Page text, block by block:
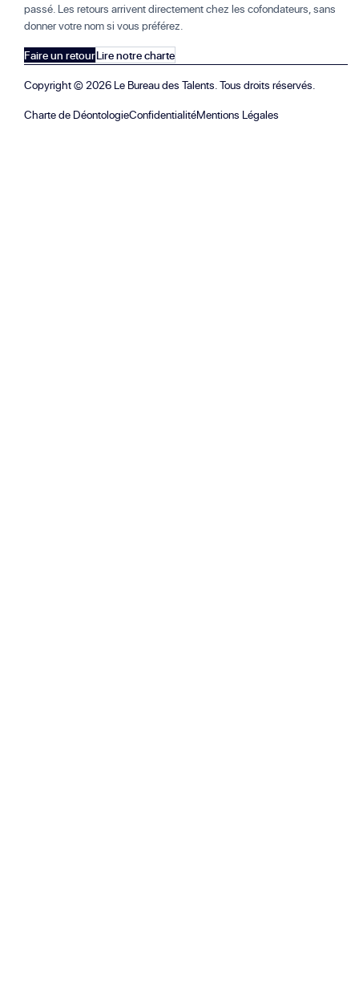
passé. Les retours arrivent directement chez les cofondateurs, sans
donner votre nom si vous préférez.
Faire un retourLire notre charte
Copyright ©2026 Le Bureau des Talents. Tous droits réservés.
Charte de DéontologieConfidentialitéMentions Légales